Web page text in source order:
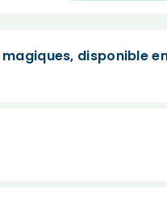
disponible